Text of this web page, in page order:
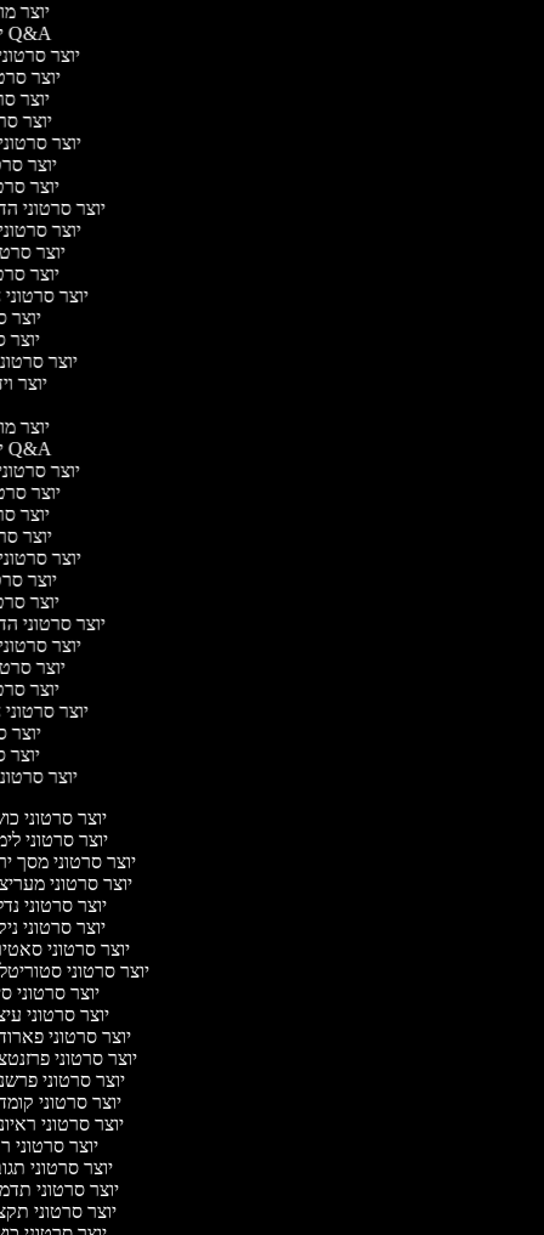
יוצר
יוצר סרטוני Q&A
יוצר
יוצר
יוצר
יוצר
יוצר
יוצר
יוצר
יוצר סרטוני
יוצר
יוצר
יוצר
יוצר
יוצר
יוצר
יוצר
יוצר
יוצר
יוצר סרטוני Q&A
יוצר
יוצר
יוצר
יוצר
יוצר
יוצר
יוצר
יוצר סרטוני
יוצר
יוצר
יוצר
יוצר
יוצר
יוצר
יוצר
יוצר סרטוני
יוצר סרטוני
יוצר סרטוני מסך
יוצר סרטוני
יוצר סרטוני
יוצר סרטוני
יוצר סרטוני
יוצר סרטוני
יוצר סרטוני
יוצר סרטוני
יוצר סרטוני
יוצר סרטוני
יוצר סרטוני
יוצר סרטוני
יוצר סרטוני
יוצר סרטוני
יוצר סרטוני
יוצר סרטוני
יוצר סרטוני